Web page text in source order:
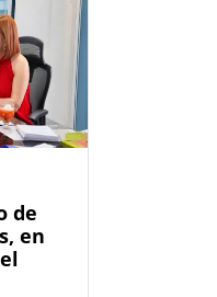
de
en